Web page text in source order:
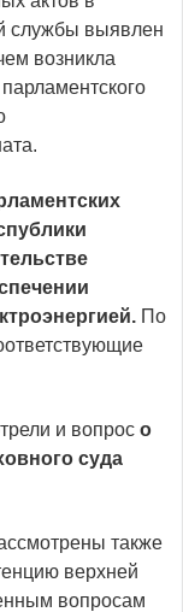
службы выявлен
возникла
По
и вопрос о
суда
также
верхней
вопросам